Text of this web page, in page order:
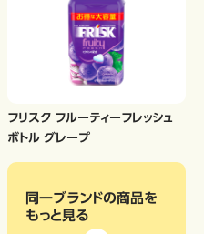
フリスク フルーティーフレッシュ
ボトル グレープ
同一ブランドの商品を
もっと見る